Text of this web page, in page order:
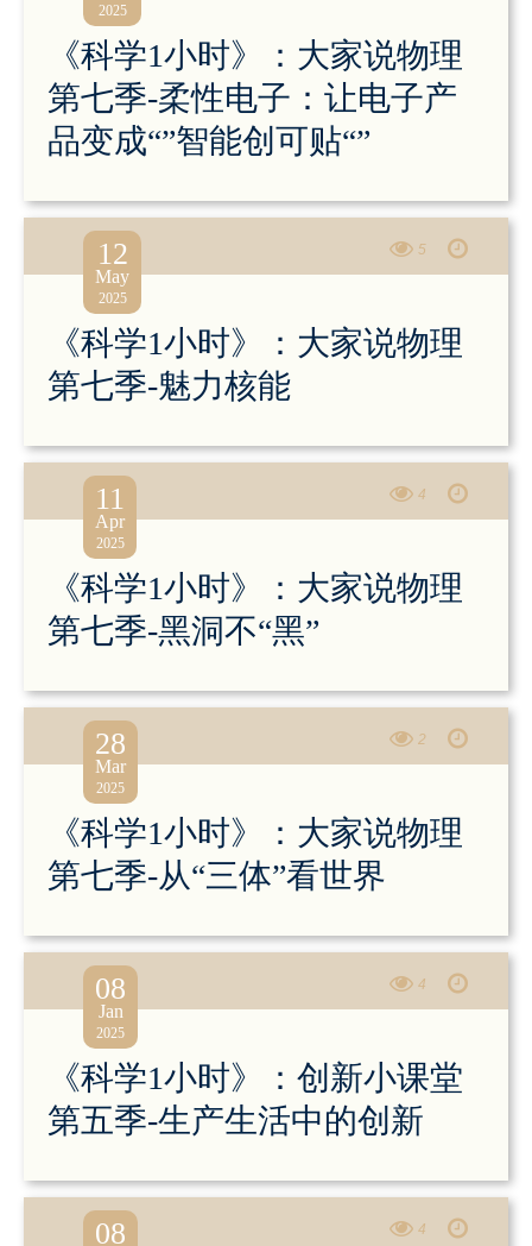
《科学1小时》：大家说物理
第七季-柔性电子：让电子产
品变成“”智能创可贴“”
2025
5
《科学1小时》：大家说物理
第七季-魅力核能
12
May
2025
4
《科学1小时》：大家说物理
第七季-黑洞不“黑”
11
Apr
2025
2
《科学1小时》：大家说物理
第七季-从“三体”看世界
28
Mar
2025
4
《科学1小时》：创新小课堂
第五季-生产生活中的创新
08
Jan
2025
4
08